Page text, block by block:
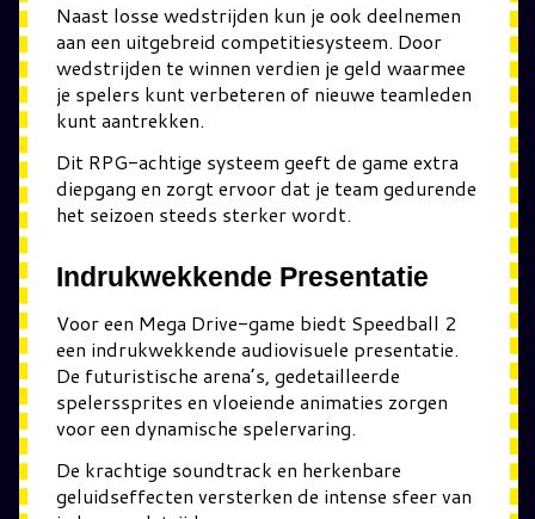
Naast losse wedstrijden kun je ook deelnemen
aan een uitgebreid competitiesysteem. Door
wedstrijden te winnen verdien je geld waarmee
je spelers kunt verbeteren of nieuwe teamleden
kunt aantrekken.
Dit RPG-achtige systeem geeft de game extra
diepgang en zorgt ervoor dat je team gedurende
het seizoen steeds sterker wordt.
Indrukwekkende Presentatie
Voor een Mega Drive-game biedt Speedball 2
een indrukwekkende audiovisuele presentatie.
De futuristische arena’s, gedetailleerde
spelerssprites en vloeiende animaties zorgen
voor een dynamische spelervaring.
De krachtige soundtrack en herkenbare
geluidseffecten versterken de intense sfeer van